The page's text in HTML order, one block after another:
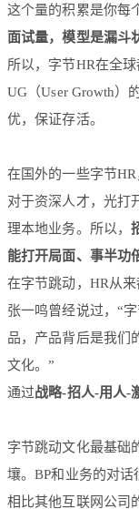
这个量的积累是你每
面试量，模型是漏斗
所以，字节HR在全
UG（User Growth）
优，保证存活。
在国外的一些字节
对于资深人才，光打
理本地业务。所以，
能打开局面、事半功
在字节跳动，HR从
张一鸣曾经说过，“
品，产品背后是我们
文化。”
通过战略-招人-用人-
字节跳动文化最基础
壤。BP和业务的对话
相比其他互联网公司